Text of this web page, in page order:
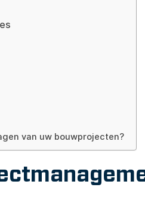
van uw bouwprojecten?